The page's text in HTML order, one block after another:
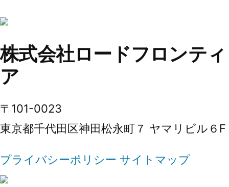
株式会社ロードフロンティ
ア
〒101-0023
東京都千代田区神田松永町７ ヤマリビル６F
プライバシーポリシー サイトマップ